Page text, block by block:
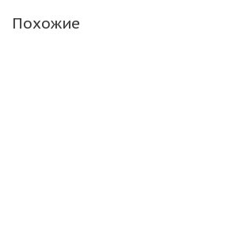
Похожие